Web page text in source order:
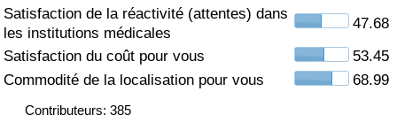
Satisfaction de la réactivité (attentes) dans
les institutions médicales
47.68
Satisfaction du coût pour vous
53.45
Commodité de la localisation pour vous
68.99
Contributeurs: 385
Indice des soins de santé
Indice des soins de santé par Pays
Pollution